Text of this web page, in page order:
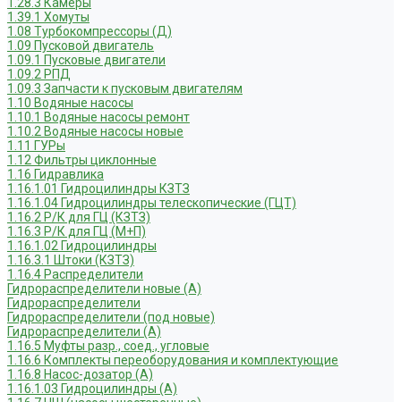
1.39.1 Хомуты
1.08 Турбокомпрессоры (Д)
1.09 Пусковой двигатель
1.09.1 Пусковые двигатели
1.09.2 РПД
1.09.3 Запчасти к пусковым двигателям
1.10 Водяные насосы
1.10.1 Водяные насосы ремонт
1.10.2 Водяные насосы новые
1.11 ГУРы
1.12 Фильтры циклонные
1.16 Гидравлика
1.16.1.01 Гидроцилиндры КЗТЗ
1.16.1.04 Гидроцилиндры телескопические (ГЦТ)
1.16.2 Р/К для ГЦ (КЗТЗ)
1.16.3 Р/К для ГЦ (М+П)
1.16.1.02 Гидроцилиндры
1.16.3.1 Штоки (КЗТЗ)
1.16.4 Распределители
Гидрораспределители новые (А)
Гидрораспределители
Гидрораспределители (под новые)
Гидрораспределители (А)
1.16.5 Муфты разр., соед., угловые
1.16.6 Комплекты переоборудования и комплектующие
1.16.8 Насос-дозатор (А)
1.16.1.03 Гидроцилиндры (А)